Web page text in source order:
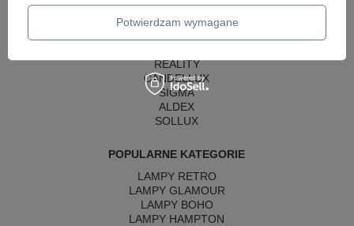
AZZARDO
ITALUX
REALITY
CANDELLUX
SIGMA
ALDEX
SOLLUX
POPULARNE KATEGORIE
LAMPY RETRO
LAMPY GLAMOUR
LAMPY BOHO
LAMPY HAMPTON
Potwierdzam wymagane